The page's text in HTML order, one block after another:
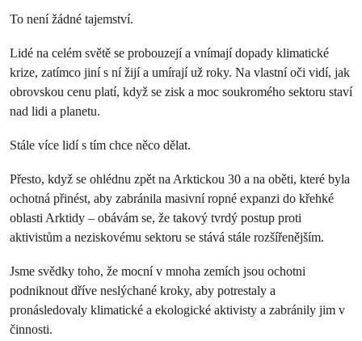
To není žádné tajemství.
Lidé na celém světě se probouzejí a vnímají dopady klimatické
krize, zatímco jiní s ní žijí a umírají už roky. Na vlastní oči vidí, jak
obrovskou cenu platí, když se zisk a moc soukromého sektoru staví
nad lidi a planetu.
Stále více lidí s tím chce něco dělat.
Přesto, když se ohlédnu zpět na Arktickou 30 a na oběti, které byla
ochotná přinést, aby zabránila masivní ropné expanzi do křehké
oblasti Arktidy – obávám se, že takový tvrdý postup proti
aktivistům a neziskovému sektoru se stává stále rozšířenějším.
Jsme svědky toho, že mocní v mnoha zemích jsou ochotni
podniknout dříve neslýchané kroky, aby potrestaly a
pronásledovaly klimatické a ekologické aktivisty a zabránily jim v
činnosti.